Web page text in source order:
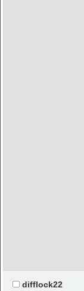
difflock22